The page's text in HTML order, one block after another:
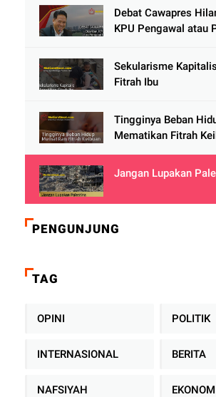
Debat Cawapres
KPU Pengawal atau
Sekularisme
Fitrah Ibu
Tingginya Beban
Mematikan Fitrah
Jangan Lupakan
PENGUNJUNG
TAG
OPINI POLITIK
INTERNASIONAL BERITA
NAFSIYAH